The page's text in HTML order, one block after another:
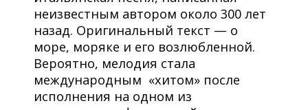
неизвестным автором около 300 лет
назад. Оригинальный текст — о
море, моряке и его возлюбленной.
Вероятно, мелодия стала
международным «хитом» после
исполнения на одном из